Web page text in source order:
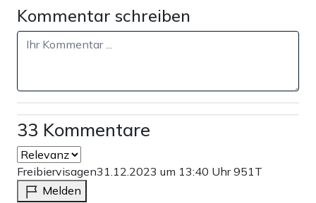
Kommentar schreiben
33 Kommentare
Freibiervisagen31.12.2023 um 13:40 Uhr951T
Melden